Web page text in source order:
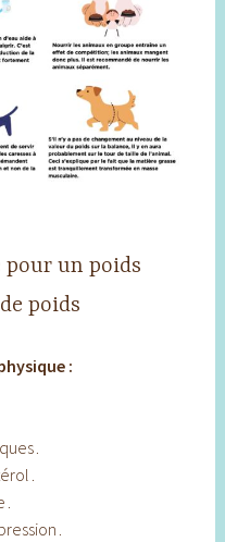
pour un poids
poids
:
.
.
.
.